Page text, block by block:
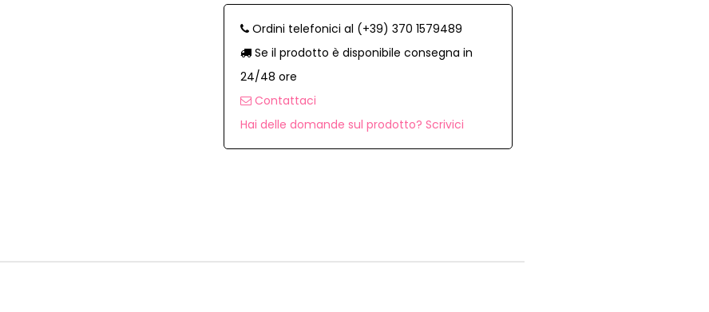
Ordini telefonici al (+39) 370 1579489
Se il prodotto è disponibile consegna in
24/48 ore
Contattaci
Hai delle domande sul prodotto? Scrivici